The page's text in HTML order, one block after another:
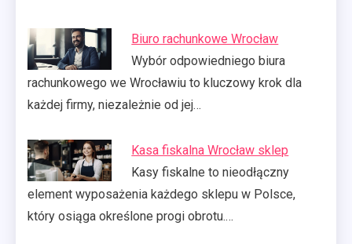
Biuro rachunkowe Wrocław
Wybór odpowiedniego biura
rachunkowego we Wrocławiu to kluczowy krok dla
każdej firmy, niezależnie od jej…
Kasa fiskalna Wrocław sklep
Kasy fiskalne to nieodłączny
element wyposażenia każdego sklepu w Polsce,
który osiąga określone progi obrotu.…